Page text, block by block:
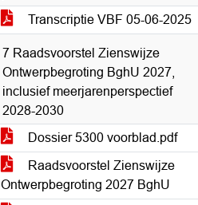
Transcriptie VBF 05-06-2025
7 Raadsvoorstel Zienswijze
Ontwerpbegroting BghU 2027,
inclusief meerjarenperspectief
2028-2030
Dossier 5300 voorblad.pdf
Raadsvoorstel Zienswijze
Ontwerpbegroting 2027 BghU